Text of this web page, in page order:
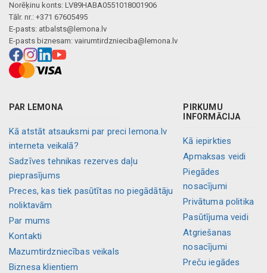
Norēķinu konts: LV89HABA0551018001906
Tālr. nr.: +371 67605495
E-pasts: atbalsts@lemona.lv
E-pasts biznesam: vairumtirdznieciba@lemona.lv
PAR LEMONA
Kā atstāt atsauksmi par preci lemona.lv
interneta veikalā?
Sadzīves tehnikas rezerves daļu
pieprasījums
Preces, kas tiek pasūtītas no piegādātāju
noliktavām
Par mums
Kontakti
Mazumtirdzniecības veikals
Biznesa klientiem
PIRKUMU
INFORMĀCIJA
Kā iepirkties
Apmaksas veidi
Piegādes
nosacījumi
Privātuma politika
Pasūtījuma veidi
Atgriešanas
nosacījumi
Preču iegādes